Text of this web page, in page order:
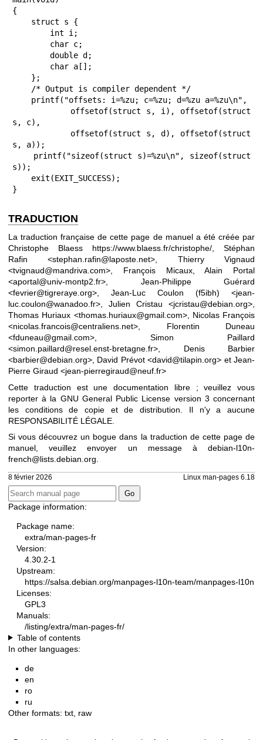
{
s, c),
s, a));
s));
}
TRADUCTION
La traduction française de cette page de manuel a été créée par
Christophe Blaess https://www.blaess.fr/christophe/, Stéphan
Rafin <stephan.rafin@laposte.net>, Thierry Vignaud
<tvignaud@mandriva.com>, François Micaux, Alain Portal
<aportal@univ-montp2.fr>, Jean-Philippe Guérard
<fevrier@tigreraye.org>, Jean-Luc Coulon (f5ibh) <jean-
luc.coulon@wanadoo.fr>, Julien Cristau <jcristau@debian.org>,
Thomas Huriaux <thomas.huriaux@gmail.com>, Nicolas François
<nicolas.francois@centraliens.net>, Florentin Duneau
<fduneau@gmail.com>, Simon Paillard
<simon.paillard@resel.enst-bretagne.fr>, Denis Barbier
<barbier@debian.org>, David Prévot <david@tilapin.org> et Jean-
Pierre Giraud <jean-pierregiraud@neuf.fr>
Cette traduction est une documentation libre ; veuillez vous
reporter à la GNU General Public License version 3 concernant
les conditions de copie et de distribution. Il n'y a aucune
RESPONSABILITÉ LÉGALE.
Si vous découvrez un bogue dans la traduction de cette page de
manuel, veuillez envoyer un message à debian-l10n-
french@lists.debian.org
8 février 2026 Linux man-pages 6.18
Package information:
Package name:
extra/man-pages-fr
Version:
4.30.2-1
Upstream:
https://salsa.debian.org/manpages-l10n-team/manpages-l10n
Licenses:
GPL3
Manuals:
/listing/extra/man-pages-fr/
Table of contents
In other languages:
de
en
ro
ru
Other formats: txt raw